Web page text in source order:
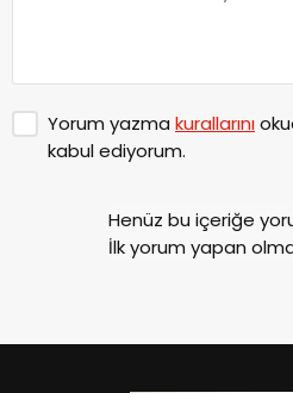
Yorum yazma kurallarını
kabul ediyorum.
Henüz bu içeriğe
İlk yorum yapan